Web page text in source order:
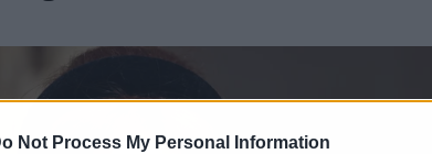
Not Process My Personal Information